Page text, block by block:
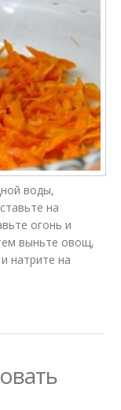
салат
воды,
на
огонь и
выньте овощ,
натрите на